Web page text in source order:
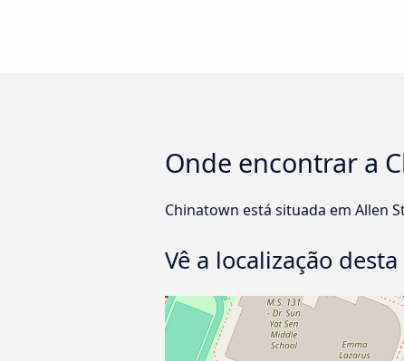
Onde encontrar a
Chinatown está situada em Allen
Vê a localização